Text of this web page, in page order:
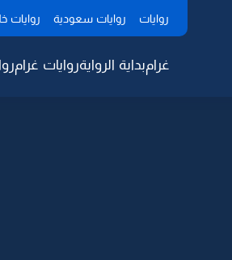
روايات روايات سعودية روايات
غرامبداية الروايةروايات غرام